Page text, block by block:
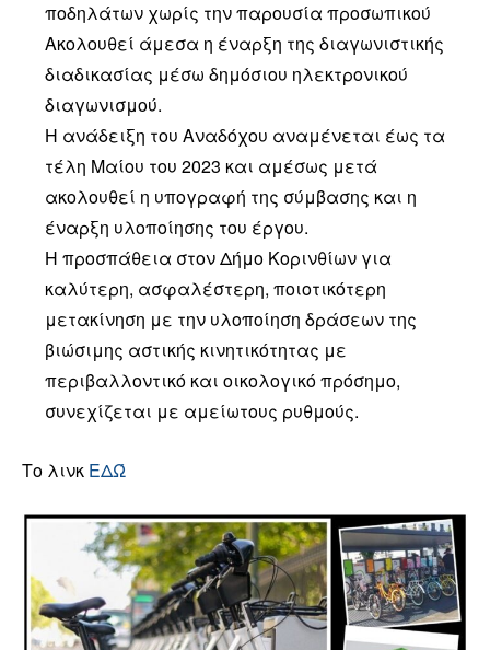
ποδηλάτων χωρίς την παρουσία προσωπικού
Ακολουθεί άμεσα η έναρξη της διαγωνιστικής
διαδικασίας μέσω δημόσιου ηλεκτρονικού
διαγωνισμού.
Η ανάδειξη του Αναδόχου αναμένεται έως τα
τέλη Μαίου του 2023 και αμέσως μετά
ακολουθεί η υπογραφή της σύμβασης και η
έναρξη υλοποίησης του έργου.
Η προσπάθεια στον Δήμο Κορινθίων για
καλύτερη, ασφαλέστερη, ποιοτικότερη
μετακίνηση με την υλοποίηση δράσεων της
βιώσιμης αστικής κινητικότητας με
περιβαλλοντικό και οικολογικό πρόσημο,
συνεχίζεται με αμείωτους ρυθμούς.
Το λινκ ΕΔΏ